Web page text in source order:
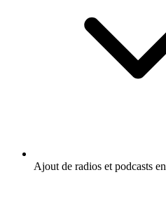
Ajout de radios et podcasts